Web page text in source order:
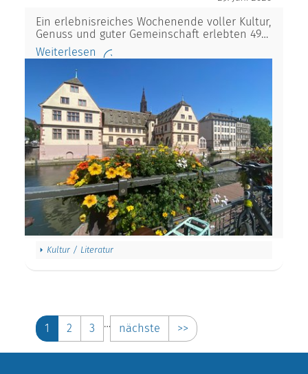
Ein erlebnisreiches Wochenende voller Kultur,
Genuss und guter Gemeinschaft erlebten 49…
Weiterlesen
Kultur / Literatur
1 2 3 … nächste >>